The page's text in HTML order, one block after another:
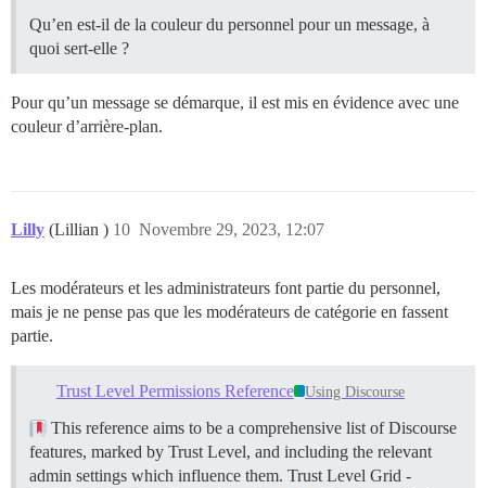
Qu’en est-il de la couleur du personnel pour un message, à
quoi sert-elle ?
Pour qu’un message se démarque, il est mis en évidence avec une
couleur d’arrière-plan.
Lilly (Lillian ) Novembre 29, 2023, 12:07
10
Les modérateurs et les administrateurs font partie du personnel,
mais je ne pense pas que les modérateurs de catégorie en fassent
partie.
Trust Level Permissions Reference Using Discourse
This reference aims to be a comprehensive list of Discourse
features, marked by Trust Level, and including the relevant
admin settings which influence them. Trust Level Grid -